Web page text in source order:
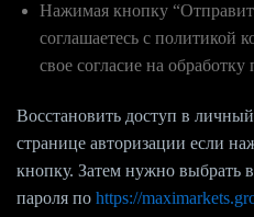
Нажимая кнопку
соглашаетесь с политикой
свое согласие на
Восстановить доступ в
странице авторизации если
кнопку. Затем нужно выбрать
пароля по https://